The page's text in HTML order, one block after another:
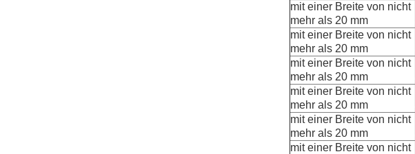
mit einer Breite von nicht
mehr als 20 mm
mit einer Breite von nicht
mehr als 20 mm
mit einer Breite von nicht
mehr als 20 mm
mit einer Breite von nicht
mehr als 20 mm
mit einer Breite von nicht
mehr als 20 mm
mit einer Breite von nicht